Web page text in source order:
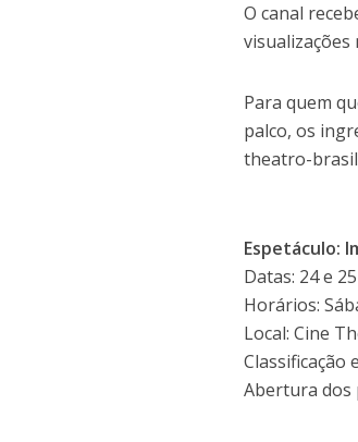
O canal
visualizações
Para quem
palco, os
theatro-
Espetáculo:
Datas: 24 e
Horários:
Local: Cine
Classificação
Abertura dos